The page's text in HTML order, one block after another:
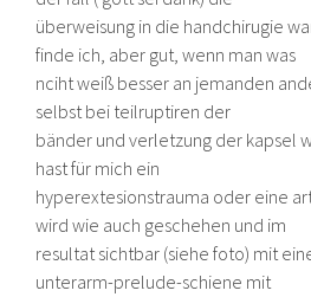
überweisung in die handchirugie
finde ich, aber gut, wenn man was
nciht weiß besser an jemanden
selbst bei teilruptiren der
bänder und verletzung der kapsel
hast für mich ein
hyperextesionstrauma oder eine
wird wie auch geschehen und im
resultat sichtbar (siehe foto) mit
unterarm-prelude-schiene mit